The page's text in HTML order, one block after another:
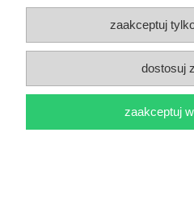
+48 58 770 31 81
-
+48 58 770 31 82
- Magda -
(+48) 791 200 096- Krzysztof -
- Sebastian - wyceny i
zaakceptuj
dostosuj
zaakceptuj